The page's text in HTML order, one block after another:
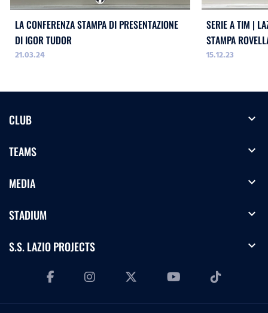
LA CONFERENZA STAMPA DI PRESENTAZIONE
DI IGOR TUDOR
21.03.24
SERIE A TIM |
STAMPA
15.12.23
CLUB expand_more
TEAMS expand_more
MEDIA expand_more
STADIUM expand_more
S.S. LAZIO PROJECTS expand_more